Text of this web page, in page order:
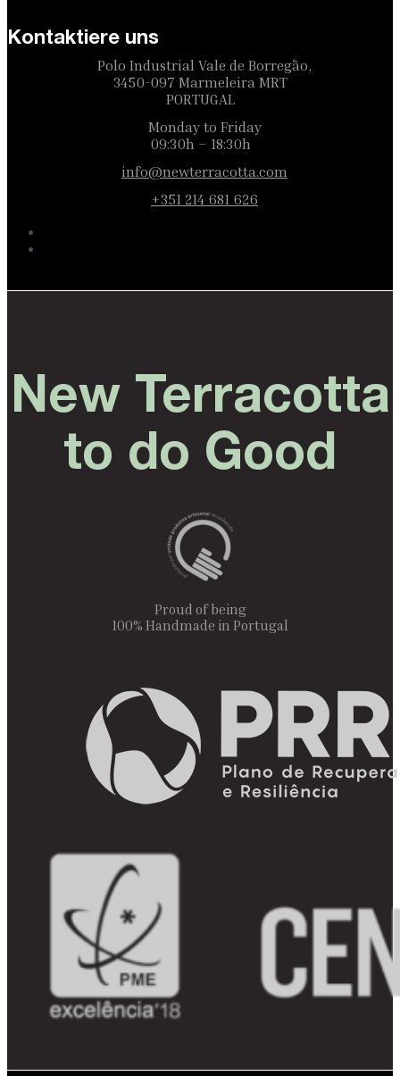
Kontaktiere uns
Polo Industrial Vale de Borregão,
3450-097 Marmeleira MRT
PORTUGAL
Monday to Friday
09:30h – 18:30h
info@newterracotta.com
+351 214 681 626
New Terracotta
to do Good
Proud of being
100% Handmade in Portugal